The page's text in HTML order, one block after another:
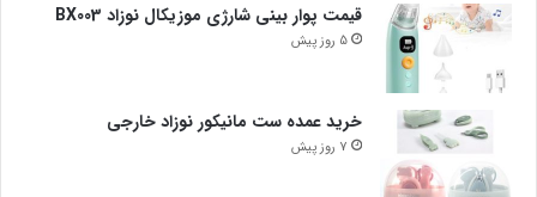
قیمت پوار بینی شارژی موزیکال نوزاد BX003
5 روز پیش
خرید عمده ست مانیکور نوزاد خارجی
7 روز پیش